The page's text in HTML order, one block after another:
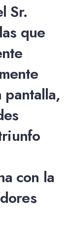
Sr.
que
pantalla,
con la